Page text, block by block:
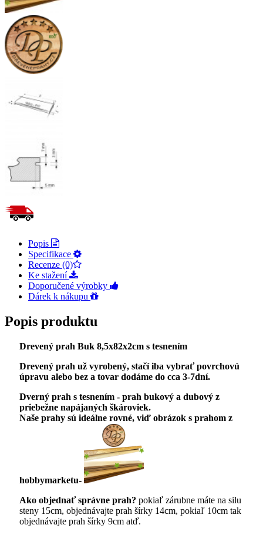
Popis
Specifikace
Recenze (0)
Ke stažení
Doporučené výrobky
Dárek k nákupu
Popis produktu
Drevený prah Buk 8,5x82x2cm s tesnením
Drevený prah už vyrobený, stačí iba vybrať povrchovú
úpravu alebo bez a tovar dodáme do cca 3-7dní.
Dverný prah s tesnením - prah bukový a dubový z
priebežne napájaných škároviek.
Naše prahy sú ideálne rovné, viď obrázok s prahom z
hobbymarketu-
Ako objednať správne prah? pokiaľ zárubne máte na silu
steny 15cm, objednávajte prah šírky 14cm, pokiaľ 10cm tak
objednávajte prah šírky 9cm atď.